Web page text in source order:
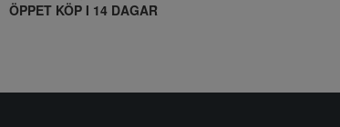
ÖPPET KÖP I 14 DAGAR